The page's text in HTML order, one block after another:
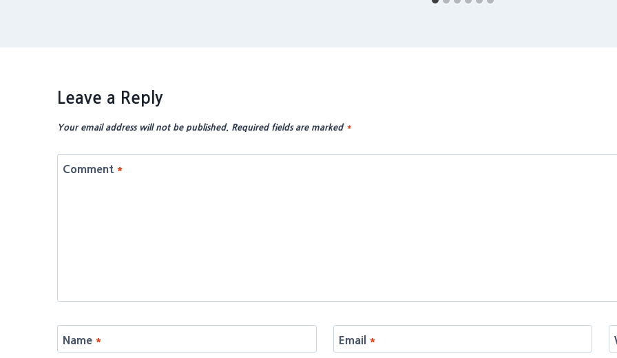
Leave a Reply
Your email address will not be published. Required fields are marked *
Comment *
Name * Email *